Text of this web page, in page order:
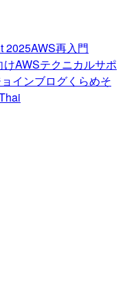
2025AWS再入門
けAWSテクニカルサポ
インブログくらめそ